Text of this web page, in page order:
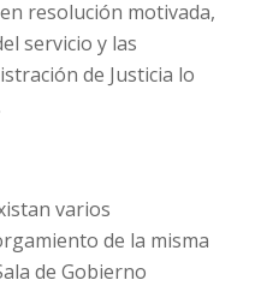
resolución motivada,
servicio y las
de Justicia lo
varios
de la misma
de Gobierno